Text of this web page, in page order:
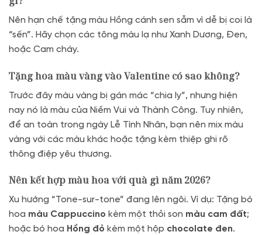
Nên hạn chế tặng màu Hồng cánh sen sẫm vì dễ bị coi là
“sến”. Hãy chọn các tông màu lạ như Xanh Dương, Đen,
hoặc Cam cháy.
Tặng hoa màu vàng vào Valentine có sao không?
Trước đây màu vàng bị gán mác “chia ly”, nhưng hiện
nay nó là màu của Niềm Vui và Thành Công. Tuy nhiên,
để an toàn trong ngày Lễ Tình Nhân, bạn nên mix màu
vàng với các màu khác hoặc tặng kèm thiệp ghi rõ
thông điệp yêu thương.
Nên kết hợp màu hoa với quà gì năm 2026?
Xu hướng “Tone-sur-tone” đang lên ngôi. Ví dụ: Tặng bó
hoa màu Cappuccino kèm một thỏi son màu cam đất;
hoặc bó hoa Hồng đỏ kèm một hộp chocolate đen.